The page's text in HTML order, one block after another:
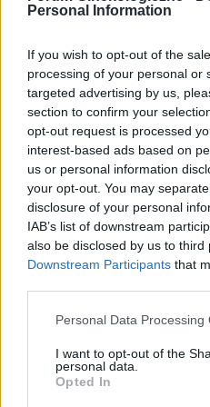
Personal Information
If you wish to opt-out of the
processing of your personal or
targeted advertising by us,
section to confirm your
opt-out request is processed
interest-based ads based on
us or personal information
your opt-out. You may
disclosure of your personal
IAB’s list of downstream
also be disclosed by us to third
Downstream Participants that
Personal Data Processing
I want to opt-out of the
personal data.
Opted In
dla mnie istnieć.
antykoncepcyjne ale
przestałam brać kilka
wszystko już raczej
Forum:Ginekologia
gość
Swędzące
Witam.Od paru dni
brodawki szczególnie po
?
Forum:Dla
Tematy przezierność karkowa